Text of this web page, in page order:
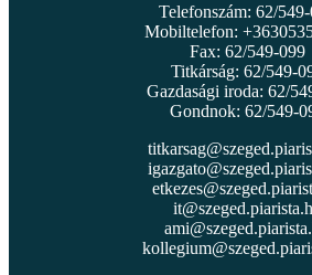
Telefonszám: 62/
Mobiltelefon:
Fax: 62/549-099
Titkárság: 62/549-
Gazdasági iroda: 62/
Gondnok: 62/549-